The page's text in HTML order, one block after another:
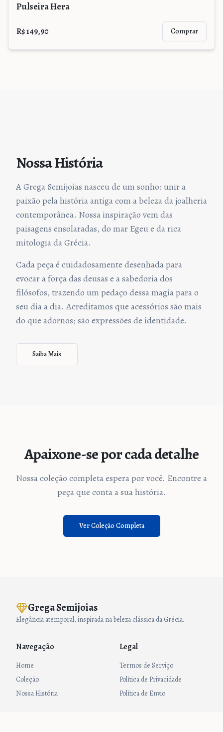
Pulseira Hera
R$ 149,90 Comprar
Nossa História
A Grega Semijoias nasceu de um sonho: unir a
paixão pela história antiga com a beleza da joalheria
contemporânea. Nossa inspiração vem das
paisagens ensolaradas, do mar Egeu e da rica
mitologia da Grécia.
Cada peça é cuidadosamente desenhada para
evocar a força das deusas e a sabedoria dos
filósofos, trazendo um pedaço dessa magia para o
seu dia a dia. Acreditamos que acessórios são mais
do que adornos; são expressões de identidade.
Saiba Mais
Apaixone-se por cada detalhe
Nossa coleção completa espera por você. Encontre a
peça que conta a sua história.
Ver Coleção Completa
Grega Semijoias
Elegância atemporal, inspirada na beleza clássica da Grécia.
Navegação
Home
Coleção
Nossa História
Legal
Termos de Serviço
Política de Privacidade
Política de Envio